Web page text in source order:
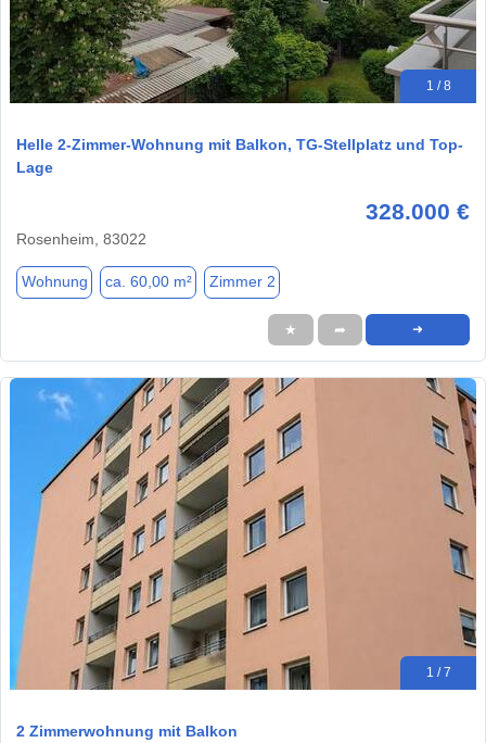
1 / 8
Helle 2-Zimmer-Wohnung mit Balkon, TG-Stellplatz und Top-
Lage
328.000 €
Rosenheim, 83022
Wohnung ca. 60,00 m² Zimmer 2
★ ➦ ➜
1 / 7
2 Zimmerwohnung mit Balkon